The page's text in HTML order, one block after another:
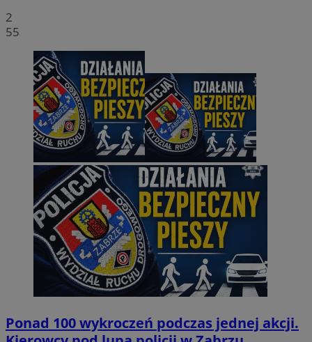
2
55
Ponad 100 wykroczeń podczas jednej akcji.